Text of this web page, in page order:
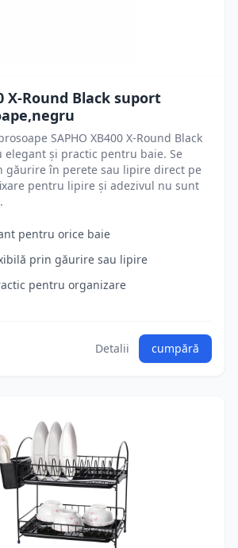
X-Round Black suport
SAPHO XB400 X-Round Black
elegant și practic pentru baie. Se
găurire în perete sau lipire direct pe
pentru lipire și adezivul nu sunt
pentru orice baie
prin găurire sau lipire
pentru organizare
Detalii cumpără